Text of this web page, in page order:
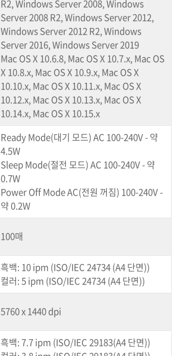
R2, Windows Server 2008, Windows
Server 2008 R2, Windows Server 2012,
Windows Server 2012 R2, Windows
Server 2016, Windows Server 2019
Mac OS X 10.6.8, Mac OS X 10.7.x, Mac OS
X 10.8.x, Mac OS X 10.9.x, Mac OS X
10.10.x, Mac OS X 10.11.x, Mac OS X
10.12.x, Mac OS X 10.13.x, Mac OS X
10.14.x, Mac OS X 10.15.x
Ready Mode(대기 모드) AC 100-240V - 약
4.5W
Sleep Mode(절전 모드) AC 100-240V - 약
0.7W
Power Off Mode AC(전원 꺼짐) 100-240V -
약 0.2W
100매
흑백: 10 ipm (ISO/IEC 24734 (A4 단면))
컬러: 5 ipm (ISO/IEC 24734 (A4 단면))
5760 x 1440 dpi
흑백: 7.7 ipm (ISO/IEC 29183(A4 단면))